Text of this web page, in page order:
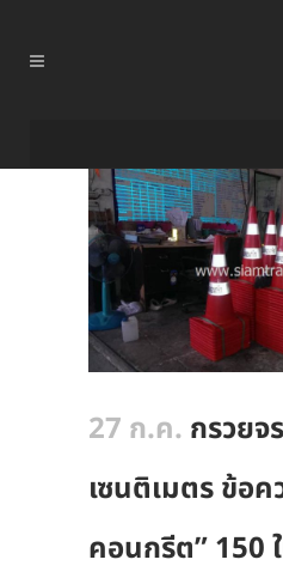
27 ก.ค. กรวยจ
เซนติเมตร ข้อค
คอนกรีต” 150